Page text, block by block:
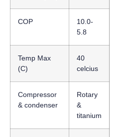
COP
10.0-
5.8
Temp Max
(C)
40
celcius
Compressor
& condenser
Rotary
&
titanium